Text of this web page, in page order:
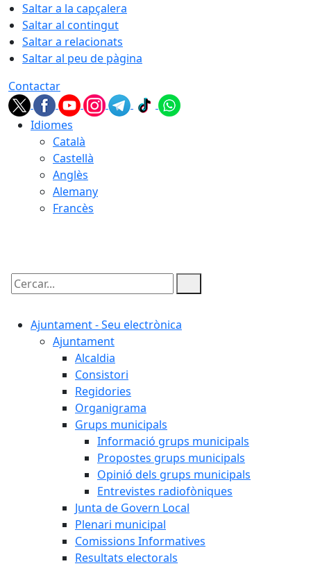
Saltar a la capçalera
Saltar al contingut
Saltar a relacionats
Saltar al peu de pàgina
Contactar
Idiomes
Català
Castellà
Anglès
Alemany
Francès
Cercar:
Ajuntament - Seu electrònica
Ajuntament
Alcaldia
Consistori
Regidories
Organigrama
Grups municipals
Informació grups municipals
Propostes grups municipals
Opinió dels grups municipals
Entrevistes radiofòniques
Junta de Govern Local
Plenari municipal
Comissions Informatives
Resultats electorals